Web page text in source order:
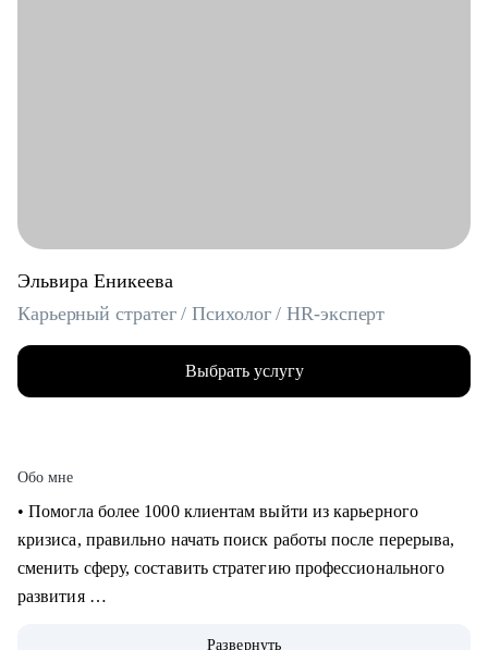
Эльвира Еникеева
Карьерный стратег / Психолог / HR-эксперт
Выбрать услугу
Обо мне
‌‌‌‌‌• Помогла более 1000 клиентам выйти из карьерного
кризиса, правильно начать поиск работы после перерыва,
сменить сферу, составить стратегию профессионального
развития
Развернуть